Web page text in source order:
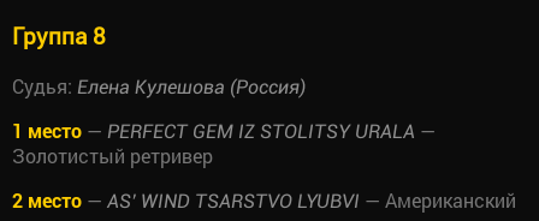
Группа 8
Судья: Елена Кулешова (Россия)
1 место — PERFECT GEM IZ STOLITSY URALA —
Золотистый ретривер
2 место — AS’ WIND TSARSTVO LYUBVI — Американский